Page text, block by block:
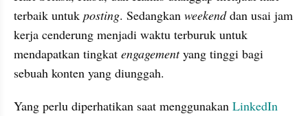
terbaik untuk posting. Sedangkan weekend dan usai jam
kerja cenderung menjadi waktu terburuk untuk
mendapatkan tingkat engagement yang tinggi bagi
sebuah konten yang diunggah.
Yang perlu diperhatikan saat menggunakan LinkedIn